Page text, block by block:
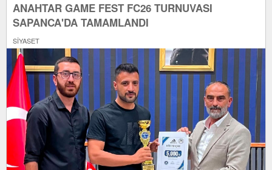
ANAHTAR GAME FEST FC26 TURNUVASI
SAPANCA'DA TAMAMLANDI
SİYASET